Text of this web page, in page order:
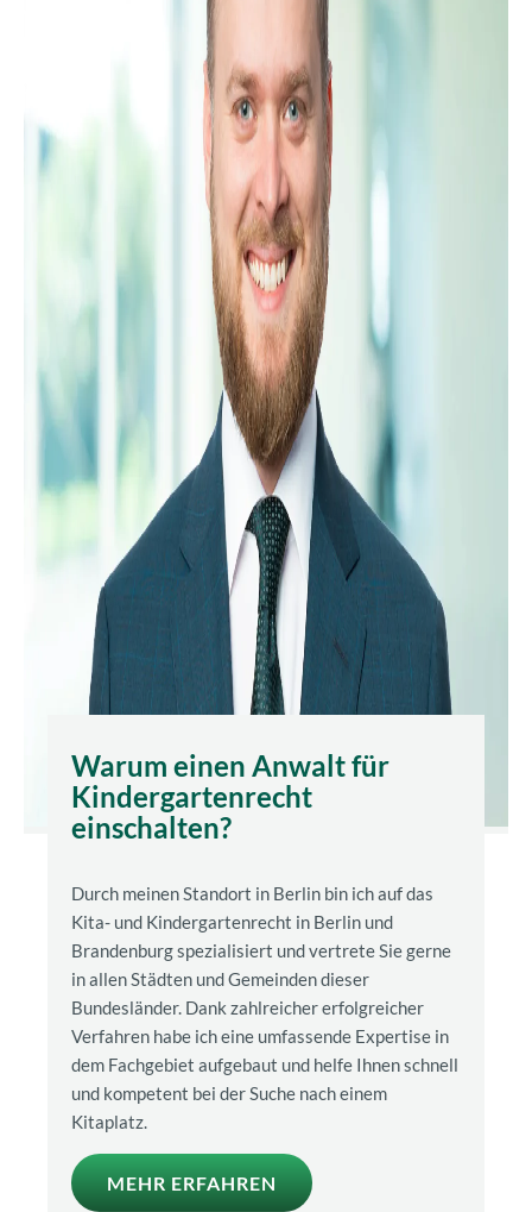
Warum einen Anwalt für
Kindergartenrecht
einschalten?
Durch meinen Standort in Berlin bin ich auf das
Kita- und Kindergartenrecht in Berlin und
Brandenburg spezialisiert und vertrete Sie gerne
in allen Städten und Gemeinden dieser
Bundesländer. Dank zahlreicher erfolgreicher
Verfahren habe ich eine umfassende Expertise in
dem Fachgebiet aufgebaut und helfe Ihnen schnell
und kompetent bei der Suche nach einem
Kitaplatz.
MEHR ERFAHREN